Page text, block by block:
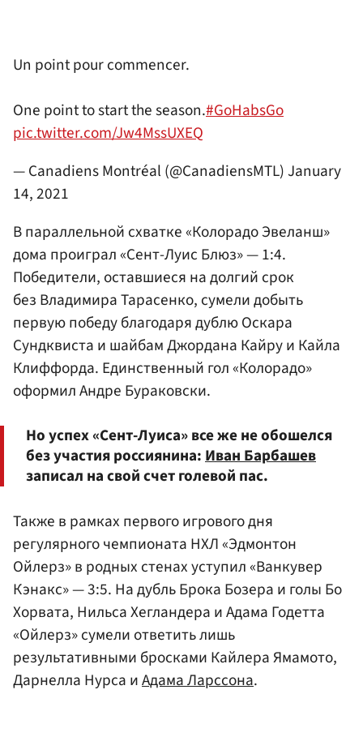
Un point pour commencer.
One point to start the season.#GoHabsGo
pic.twitter.com/Jw4MssUXEQ
— Canadiens Montréal (@CanadiensMTL)January
14, 2021
В параллельной схватке «Колорадо Эвеланш»
дома проиграл «Сент-Луис Блюз» — 1:4.
Победители, оставшиеся на долгий срок
без Владимира Тарасенко, сумели добыть
первую победу благодаря дублюОскара
Сундквиста и шайбам Джордана Кайру и Кайла
Клиффорда. Единственный гол «Колорадо»
оформил Андре Бураковски.
Но успех «Сент-Луиса» все же не обошелся
без участия россиянина:Иван Барбашев
записал на свой счет голевой пас.
Также в рамках первого игрового дня
регулярного чемпионата НХЛ «Эдмонтон
Ойлерз» в родных стенах уступил «Ванкувер
Кэнакс» — 3:5. На дубль Брока Бозера и голы Бо
Хорвата, Нильса Хегландера и Адама Годетта
«Ойлерз» сумели ответить лишь
результативными бросками Кайлера Ямамото,
Дарнелла Нурса иАдама Ларссона.